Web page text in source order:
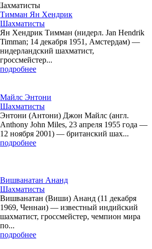
Тимман Ян Хендрик
Шахматисты
Ян Хендрик Тимман (нидерл. Jan Hendrik
Timman; 14 декабря 1951, Амстердам) —
нидерландский шахматист,
гроссмейстер...
подробнее
Майлс Энтони
Шахматисты
Энтони (Антони) Джон Майлс (англ.
Anthony John Miles, 23 апреля 1955 года —
12 ноября 2001) — британский шах...
подробнее
Вишванатан Ананд
Шахматисты
Вишванатан (Виши) Ананд (11 декабря
1969, Ченнаи) — известный индийский
шахматист, гроссмейстер, чемпион мира
по...
подробнее